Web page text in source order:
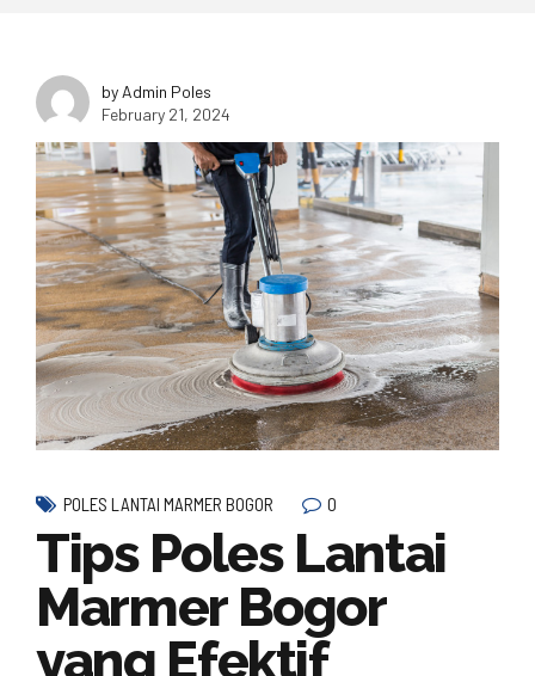
by Admin Poles
February 21, 2024
POLES LANTAI MARMER BOGOR 0
Tips Poles Lantai
Marmer Bogor
yang Efektif